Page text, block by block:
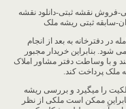
فروش نقشه ثبتی-دانلود نقشه
سابقه ثبتی ریشه ملک
دفترخانه به بعد از انجام
شود. بنابراین خریدار مجبور
و با وساطت دفتر مشاور املاک
ملک پرداخت کند.
را میگیرد و بررسی ریشه
ممکن است ملکی از نظر